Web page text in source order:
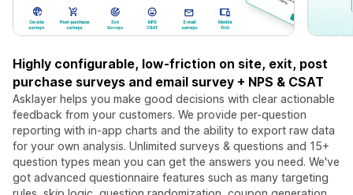
Highly configurable, low-friction on site, exit, post
purchase surveys and email survey + NPS & CSAT
Asklayer helps you make good decisions with clear actionable
feedback from your customers. We provide per-question
reporting with in-app charts and the ability to export raw data
for your own analysis. Unlimited surveys & questions and 15+
question types mean you can get the answers you need. We've
got advanced questionnaire features such as many targeting